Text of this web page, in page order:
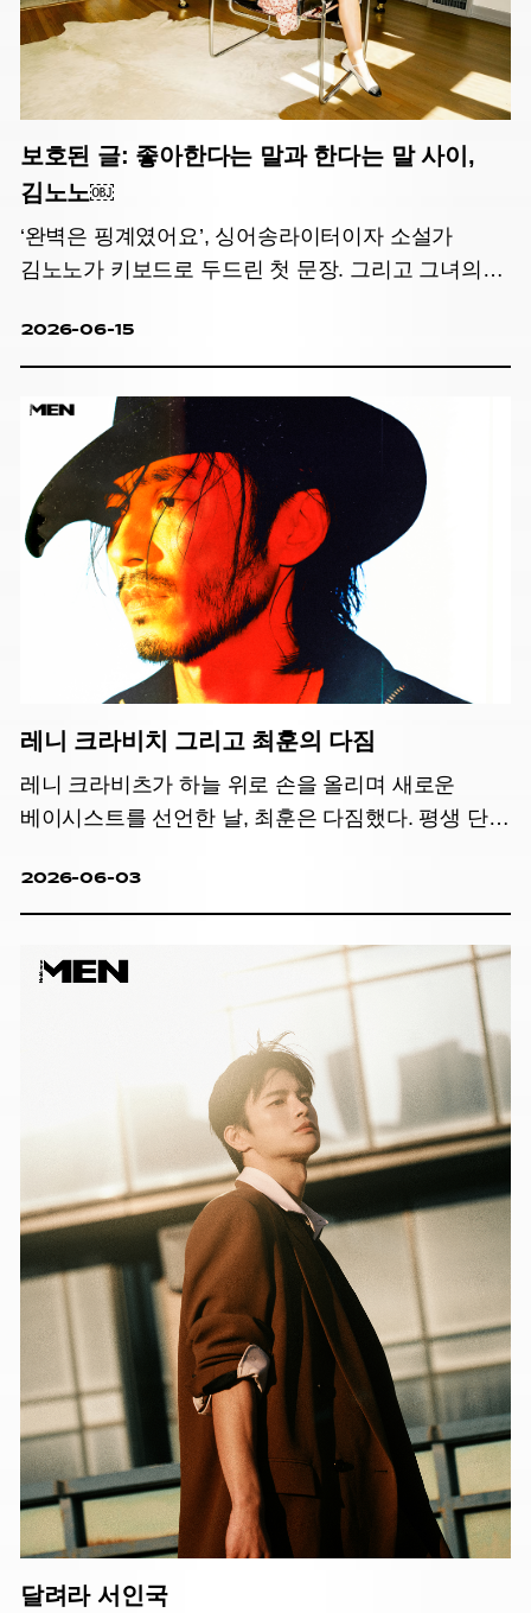
보호된 글: 좋아한다는 말과 한다는 말 사이,
김노노￼
‘완벽은 핑계였어요’, 싱어송라이터이자 소설가
김노노가 키보드로 두드린 첫 문장. 그리고 그녀의
2026-06-15
레니 크라비치 그리고 최훈의 다짐
레니 크라비츠가 하늘 위로 손을 올리며 새로운
베이시스트를 선언한 날, 최훈은 다짐했다. 평생 단
지금이라고.
2026-06-03
달려라 서인국